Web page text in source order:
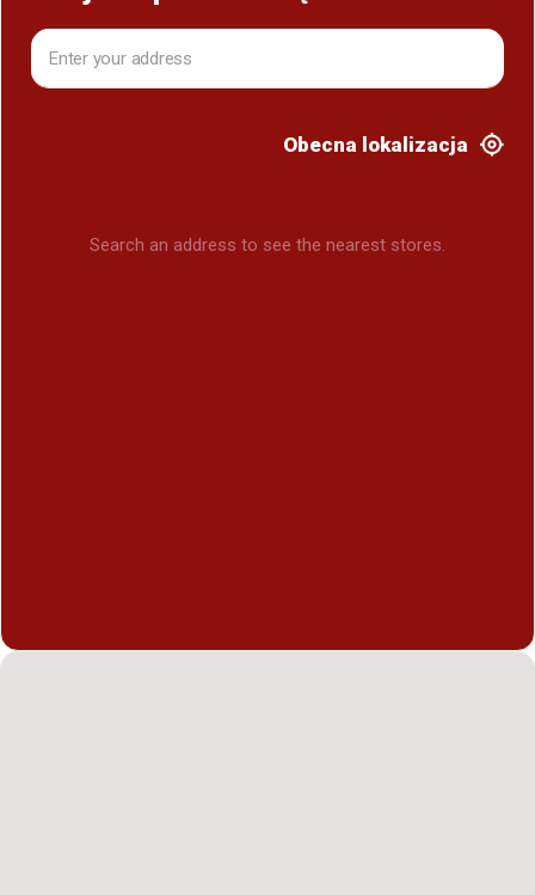
Obecna lokalizacja
Search an address to see the nearest stores.